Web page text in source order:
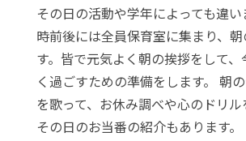
その日の活動や学年によっても違
時前後には全員保育室に集まり、
す。皆で元気よく朝の挨拶をして、
く過ごすための準備をします。 朝
を歌って、お休み調べや心のドリル
その日のお当番の紹介もあります。